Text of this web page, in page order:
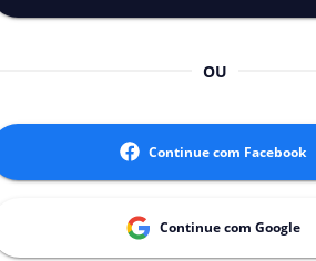
OU
Continue com Facebook
Continue com Google